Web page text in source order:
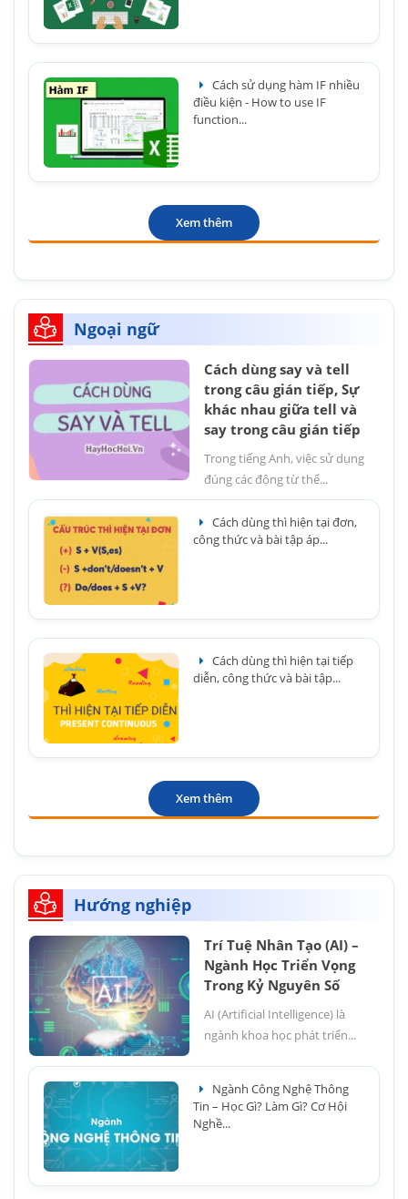
Cách sử dụng hàm IF nhiều
điều kiện - How to use IF
function...
Xem thêm
Ngoại ngữ
Cách dùng say và tell
trong câu gián tiếp, Sự
khác nhau giữa tell và
say trong câu gián tiếp
Trong tiếng Anh, việc sử dụng
đúng các động từ thể...
Cách dùng thì hiện tại đơn,
công thức và bài tập áp...
Cách dùng thì hiện tại tiếp
diễn, công thức và bài tập...
Xem thêm
Hướng nghiệp
Trí Tuệ Nhân Tạo (AI) –
Ngành Học Triển Vọng
Trong Kỷ Nguyên Số
AI (Artificial Intelligence) là
ngành khoa học phát triển...
Ngành Công Nghệ Thông
Tin – Học Gì? Làm Gì? Cơ Hội
Nghề...